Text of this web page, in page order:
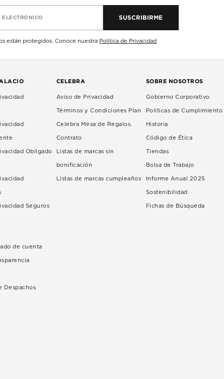
ELECTRÓNICO SUSCRIBIRME
están protegidos. Conoce nuestra Política de Privacidad
Obligado
Seguros
de cuenta
Despachos
CELEBRA
Aviso de Privacidad
Términos y Condiciones Plan
Celebra Mesa de Regalos.
Contrato
Listas de marcas sin
bonificación
Listas de marcas cumpleaños
SOBRE NOSOTROS
Gobierno Corporativo
Políticas de Cumplimiento
Historia
Código de Ética
Tiendas
Bolsa de Trabajo
Informe Anual 2025
Sostenibilidad
Fichas de Búsqueda